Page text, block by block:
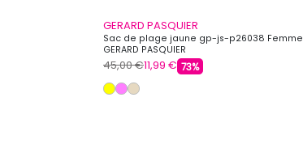
GERARD PASQUIER
Sac de plage jaune gp-js-p26038 Femme
GERARD PASQUIER
45,00 €11,99 € 73%